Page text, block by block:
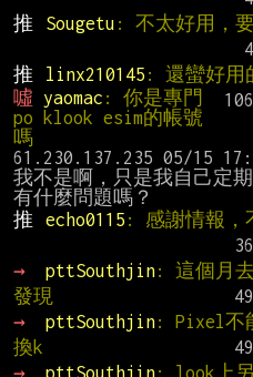
推
Sougetu : 不太好用，
推
linx210145 : 還蠻好用
噓 yaomac : 你是專門
po klook esim的帳號
61.230.137.235 05/15
我不是啊，只是我自己定
推
echo0115 : 感謝情報，
→
pttSouthjin: 這個月
發現
→
pttSouthjin: Pixel不
換k
→
pttSouthjin: look上另